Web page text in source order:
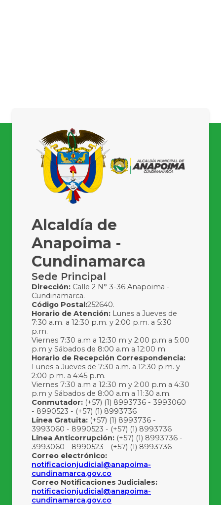
Alcaldía de
Anapoima -
Cundinamarca
Sede Principal
Dirección: Calle 2 N° 3-36 Anapoima -
Cundinamarca.
Código Postal:252640.
Horario de Atención: Lunes a Jueves de
7:30 a.m. a 12:30 p.m. y 2:00 p.m. a 5:30
p.m.
Viernes 7:30 a.m a 12:30 m y 2:00 p.m a 5:00
p.m y Sábados de 8:00 a.m a 12:00 m.
Horario de Recepción Correspondencia:
Lunes a Jueves de 7:30 a.m. a 12:30 p.m. y
2:00 p.m. a 4:45 p.m.
Viernes 7:30 a.m a 12:30 m y 2:00 p.m a 4:30
p.m y Sábados de 8:00 a.m a 11:30 a.m.
Conmutador: (+57) (1) 8993736 - 3993060
- 8990523 - (+57) (1) 8993736
Línea Gratuita: (+57) (1) 8993736 -
3993060 - 8990523 - (+57) (1) 8993736
Línea Anticorrupción: (+57) (1) 8993736 -
3993060 - 8990523 - (+57) (1) 8993736
Correo electrónico:
notificacionjudicial@anapoima-
cundinamarca.gov.co
Correo Notificaciones Judiciales:
notificacionjudicial@anapoima-
cundinamarca.gov.co